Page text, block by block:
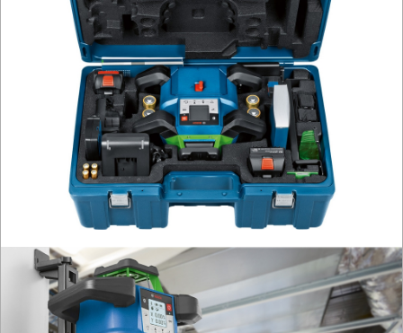
OSPRZĘT
AGREGATY
PRĄDOWE
ODZIEŻ
ROBOCZA
SPRZĘT
AGD